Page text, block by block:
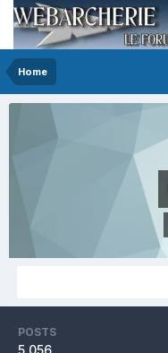
Home
POSTS
5,056